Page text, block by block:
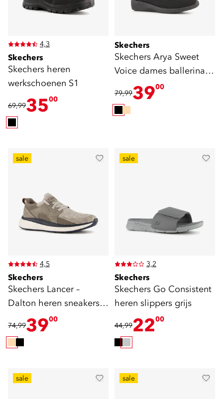
4,3
Skechers
Skechers heren
werkschoenen S1
69,993500
Skechers
Skechers Arya Sweet
Voice dames ballerina
zwart
79,993900
sale
4,5
Skechers
Skechers Lancer –
Dalton heren sneakers
taupe
74,993900
sale
3,2
Skechers
Skechers Go Consistent
heren slippers grijs
44,992200
sale sale